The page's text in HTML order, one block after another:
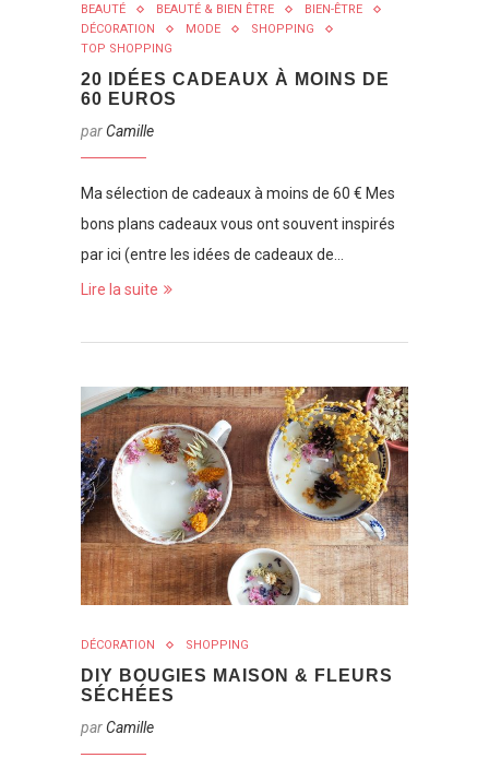
BEAUTÉ BEAUTÉ & BIEN ÊTRE
BIEN-ÊTRE
DÉCORATION
MODE
SHOPPING
TOP SHOPPING
20 IDÉES CADEAUX À MOINS DE
60 EUROS
parCamille
Ma sélection de cadeaux à moins de 60 € Mes
bons plans cadeaux vous ont souvent inspirés
par ici (entre les idées de cadeaux de…
Lire la suite
DÉCORATION SHOPPING
DIY BOUGIES MAISON & FLEURS
SÉCHÉES
parCamille